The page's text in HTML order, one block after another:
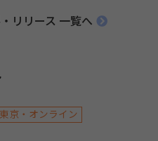
リリース 一覧へ
東京・オンライン